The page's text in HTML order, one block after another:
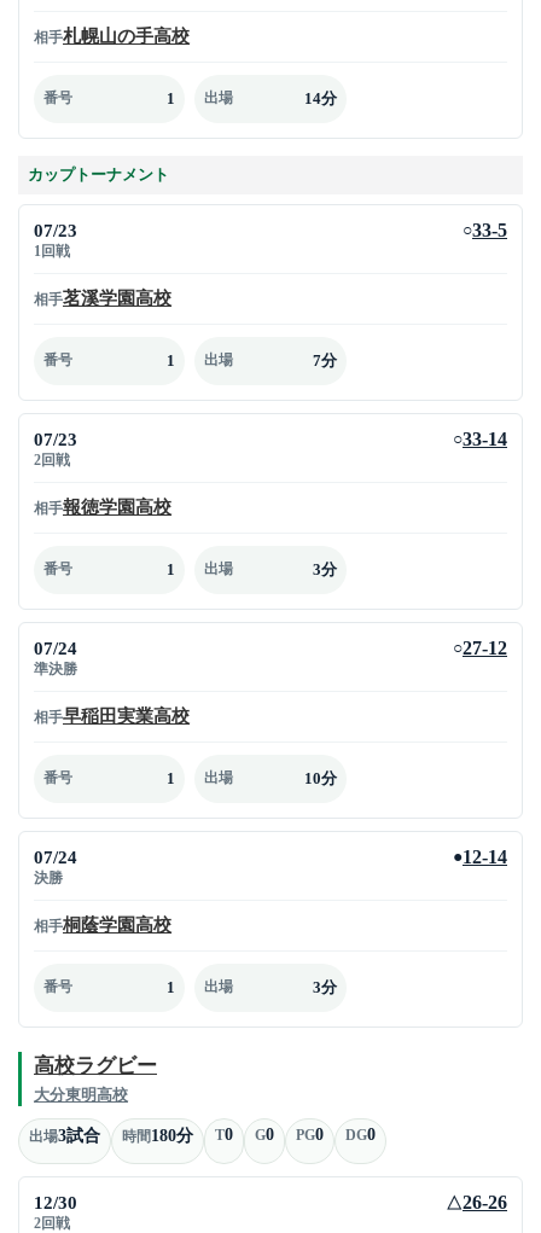
相手札幌山の手高校
番号 1 出場 14分
カップトーナメント
07/23
1回戦
○33-5
相手茗溪学園高校
番号 1 出場 7分
07/23
2回戦
○33-14
相手報徳学園高校
番号 1 出場 3分
07/24
準決勝
○27-12
相手早稲田実業高校
番号 1 出場 10分
07/24
決勝
●12-14
相手桐蔭学園高校
番号 1 出場 3分
高校ラグビー
大分東明高校
出場3試合 時間180分 T0 G0 PG0 DG0
12/30
2回戦
△26-26